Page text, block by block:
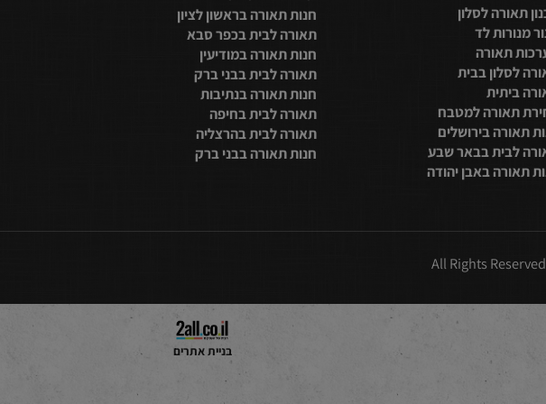
לסלון
לבית
לבית
לסלון
לד
בבית
למטבח
תאורה לבית בנתניה
חנות תאורה בתל אביב
תאורה לבית בתל אביב
חנות תאורה בראשון לציון
תאורה לבית בכפר סבא
חנות תאורה במודיעין
תאורה לבית בבני ברק
חנות תאורה בנתיבות
חנות תאורה בבני ברק